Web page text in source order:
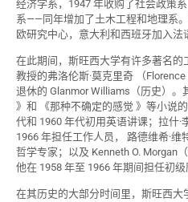
经济学系，1947 年收购了社会政策
系——同年增加了土木工程和地理系
欧研究中心，意大利和西班牙加入法
在此期间，斯旺西大学有许多著名
教授的弗洛伦斯·莫克里奇 （
退休的 Glanmor Williams（历史）
》和 《那种不确定的感觉 》等小说
代和 1960 年代初用英语讲课；拉什·
1966 年担任工作人员， 路德维希·维
哲学专家；以及 Kenneth O. Morgan
他在 1958 年至 1966 年期间担任初级
在其历史的大部分时间里，斯旺西